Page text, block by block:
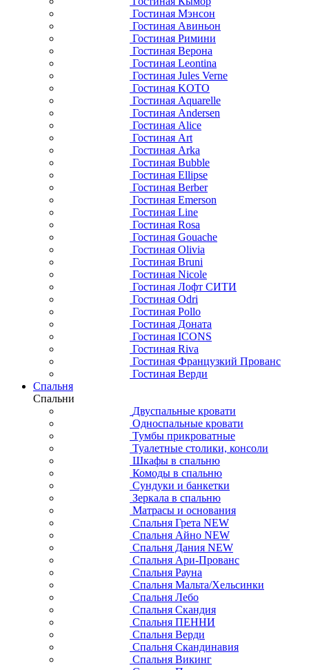
Гостиная Мэнсон
Гостиная Авиньон
Гостиная Римини
Гостиная Верона
Гостиная Leontina
Гостиная Jules Verne
Гостиная KOTO
Гостиная Aquarelle
Гостиная Andersen
Гостиная Alice
Гостиная Art
Гостиная Arka
Гостиная Bubble
Гостиная Ellipse
Гостиная Berber
Гостиная Emerson
Гостиная Line
Гостиная Rosa
Гостиная Gouache
Гостиная Olivia
Гостиная Bruni
Гостиная Nicole
Гостиная Лофт СИТИ
Гостиная Odri
Гостиная Pollo
Гостиная Доната
Гостиная ICONS
Гостиная Riva
Гостиная Французкий Прованс
Гостиная Верди
Спальня
Спальни
Двуспальные кровати
Односпальные кровати
Тумбы прикроватные
Туалетные столики, консоли
Шкафы в спальню
Комоды в спальню
Сундуки и банкетки
Зеркала в спальню
Матрасы и основания
Спальня Грета NEW
Спальня Айно NEW
Спальня Дания NEW
Спальня Ари-Прованс
Спальня Рауна
Спальня Мальта/Хельсинки
Спальня Лебо
Спальня Скандия
Спальня ПЕННИ
Спальня Верди
Спальня Скандинавия
Спальня Викинг